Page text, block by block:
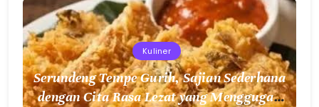
Kuliner
Serundeng Tempe Gurih, Sajian Sederhana
dengan Cita Rasa Lezat yang Menggugah